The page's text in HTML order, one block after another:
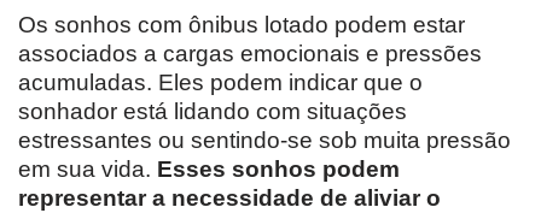
Os sonhos com ônibus lotado podem estar
associados a cargas emocionais e pressões
acumuladas. Eles podem indicar que o
sonhador está lidando com situações
estressantes ou sentindo-se sob muita pressão
em sua vida. Esses sonhos podem
representar a necessidade de aliviar o